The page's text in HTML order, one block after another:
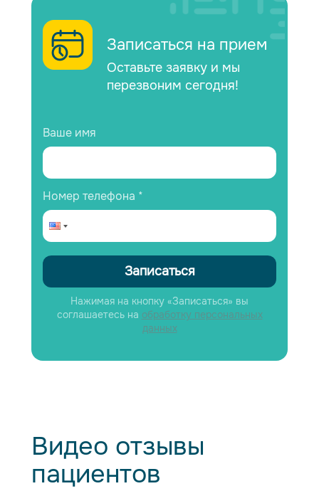
Записаться на прием
Оставьте заявку и мы
перезвоним сегодня!
Ваше имя
Номер телефона *
Записаться
Нажимая на кнопку «Записаться» вы
соглашаетесь на обработку персональных
данных
Видео отзывы
пациентов